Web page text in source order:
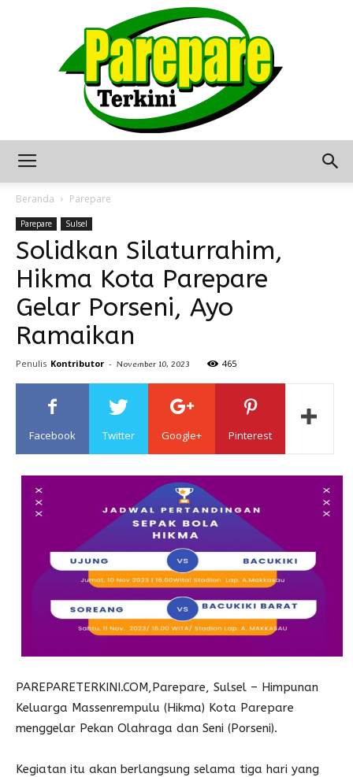
Terkini
Seputar
Sulawesi
Beranda Parepare
Parepare Sulsel
Solidkan Silaturrahim,
Hikma Kota Parepare
Gelar Porseni, Ayo
Ramaikan
Penulis Kontributor - November 10, 2023 465
Facebook Twitter Google+ Pinterest
PAREPARETERKINI.COM,Parepare, Sulsel – Himpunan
Keluarga Massenrempulu (Hikma) Kota Parepare
menggelar Pekan Olahraga dan Seni (Porseni).
Kegiatan itu akan berlangsung selama tiga hari yang